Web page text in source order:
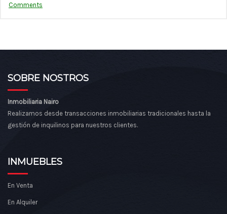
Comments
SOBRE NOSTROS
Inmobiliaria Nairo
Realizamos desde transacciones inmobiliarias tradicionales hasta la
gestión de inquilinos para nuestros clientes.
INMUEBLES
En Venta
En Alquiler